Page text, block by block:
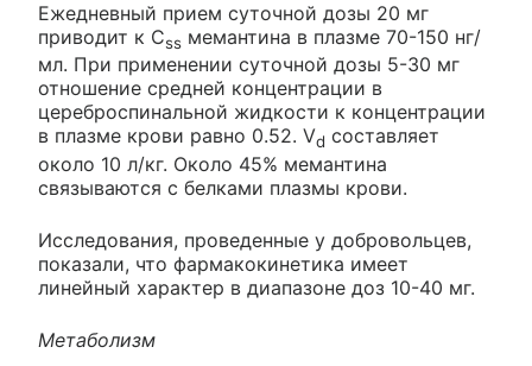
Ежедневный прием суточной дозы 20 мг
приводит к Css мемантина в плазме 70-150 нг/
мл. При применении суточной дозы 5-30 мг
отношение средней концентрации в
цереброспинальной жидкости к концентрации
в плазме крови равно 0.52. Vd составляет
около 10 л/кг. Около 45% мемантина
связываются с белками плазмы крови.
Исследования, проведенные у добровольцев,
показали, что фармакокинетика имеет
линейный характер в диапазоне доз 10-40 мг.
Метаболизм